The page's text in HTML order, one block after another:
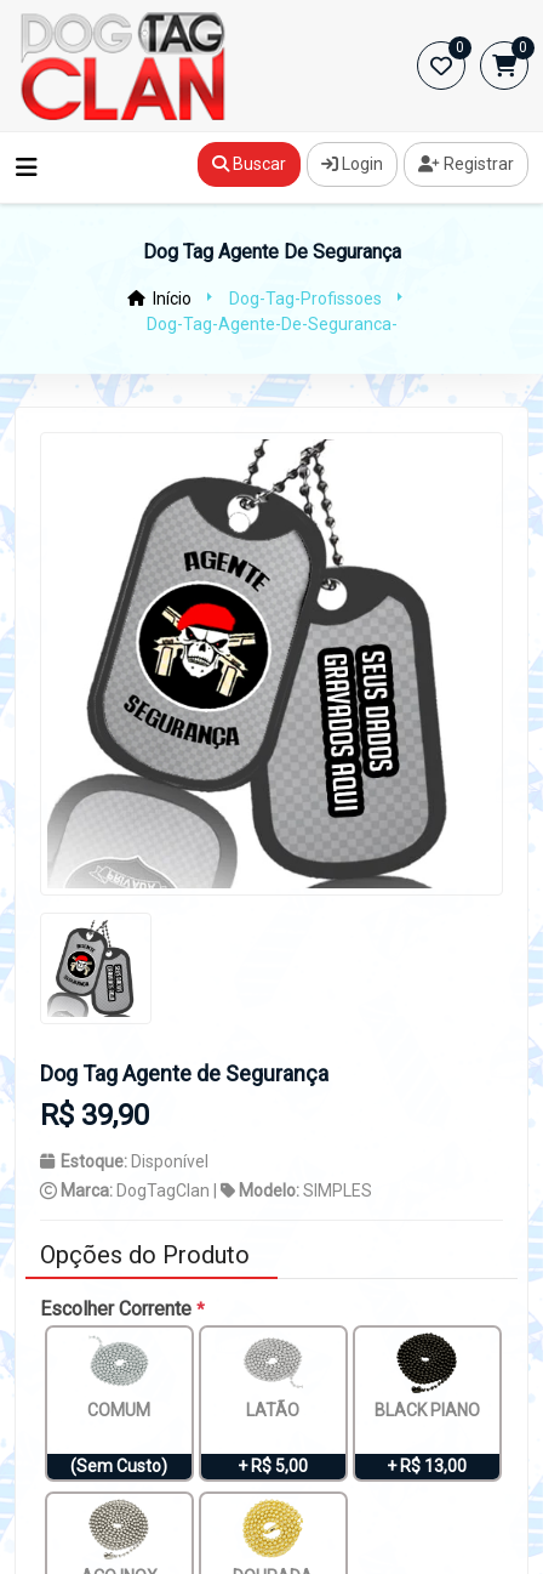
0 0
Buscar Login Registrar
Dog Tag Agente De Segurança
Início
Dog-Tag-Profissoes
Dog-Tag-Agente-De-Seguranca-
Dog Tag Agente de Segurança
R$ 39,90
Estoque: Disponível
Marca: DogTagClan | Modelo:SIMPLES
Opções do Produto
Escolher Corrente *
COMUM
(Sem Custo)
LATÃO
+ R$ 5,00
BLACK PIANO
+ R$ 13,00